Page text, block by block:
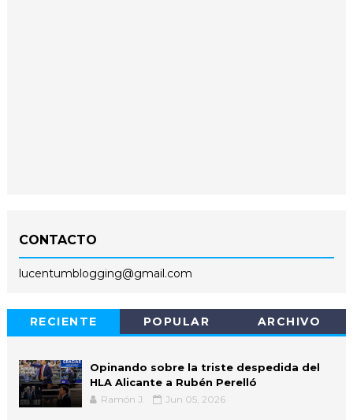
CONTACTO
lucentumblogging@gmail.com
RECIENTE POPULAR ARCHIVO
Opinando sobre la triste despedida del
HLA Alicante a Rubén Perelló
Ramón J. Jun 05, 2026